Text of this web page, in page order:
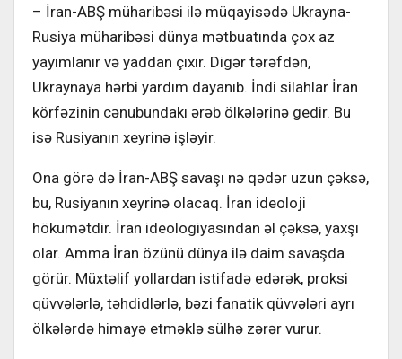
– İran-ABŞ müharibəsi ilə müqayisədə Ukrayna-
Rusiya müharibəsi dünya mətbuatında çox az
yayımlanır və yaddan çıxır. Digər tərəfdən,
Ukraynaya hərbi yardım dayanıb. İndi silahlar İran
körfəzinin cənubundakı ərəb ölkələrinə gedir. Bu
isə Rusiyanın xeyrinə işləyir.
Ona görə də İran-ABŞ savaşı nə qədər uzun çəksə,
bu, Rusiyanın xeyrinə olacaq. İran ideoloji
hökumətdir. İran ideologiyasından əl çəksə, yaxşı
olar. Amma İran özünü dünya ilə daim savaşda
görür. Müxtəlif yollardan istifadə edərək, proksi
qüvvələrlə, təhdidlərlə, bəzi fanatik qüvvələri ayrı
ölkələrdə himayə etməklə sülhə zərər vurur.